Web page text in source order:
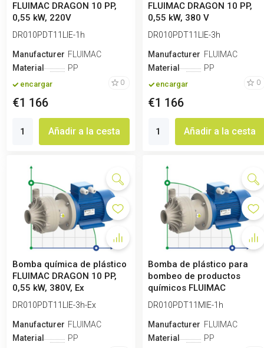
FLUIMAC DRAGON 10 PP,
0,55 kW, 220V
DR010PDT11LIE-1h
ManufactureroFLUIMAC
Material
PP
encargar 0
€1 166
Añadir a la cesta
FLUIMAC DRAGON 10 PP,
0,55 kW, 380 V
DR010PDT11LIE-3h
ManufactureroFLUIMAC
Material
PP
encargar 0
€1 166
Añadir a la cesta
Bomba química de plástico
FLUIMAC DRAGON 10 PP,
0,55 kW, 380V, Ex
DR010PDT11LIE-3h-Ex
ManufactureroFLUIMAC
Material
PP
Bomba de plástico para
bombeo de productos
químicos FLUIMAC
DRAGON 10 PP, 0,7...
DR010PDT11MIE-1h
ManufactureroFLUIMAC
Material
PP